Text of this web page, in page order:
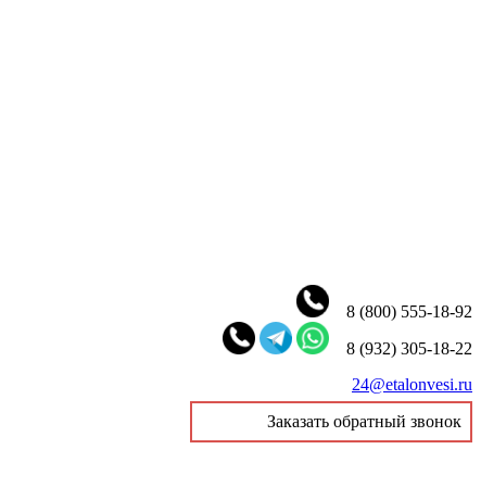
8 (800) 555-18-92
8 (932) 305-18-22
24@etalonvesi.ru
Заказать обратный звонок